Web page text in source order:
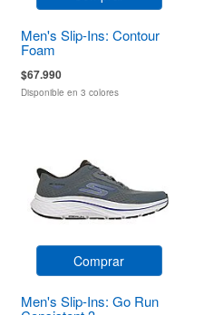
Men's Slip-Ins: Contour
Foam
$67.990
Disponible en 3 colores
Comprar
Men's Slip-Ins: Go Run